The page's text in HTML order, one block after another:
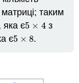
таким
є5 × 4
5 ×4
з
є5 × 8
5 ×8 .